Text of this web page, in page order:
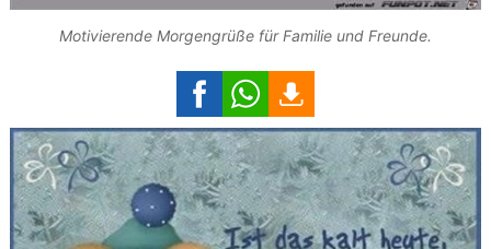
Motivierende Morgengrüße für Familie und Freunde.